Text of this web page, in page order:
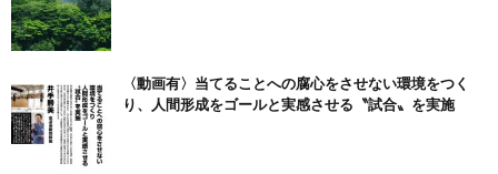
〈動画有〉当てることへの腐心をさせない環境をつく
り、人間形成をゴールと実感させる〝試合〟を実施